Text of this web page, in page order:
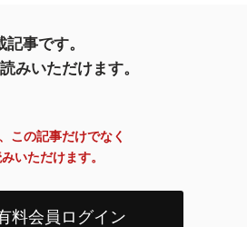
事です。
みいただけます。
この記事だけでなく
いただけます。
料会員ログイン